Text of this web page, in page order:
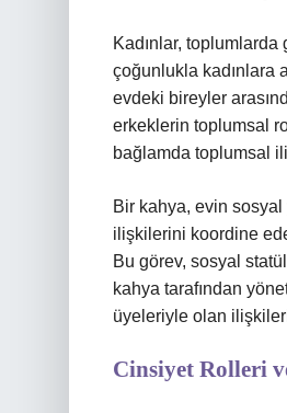
Kadınlar, toplumlarda
çoğunlukla kadınlara
evdeki bireyler
erkeklerin toplumsal
bağlamda toplumsal
Bir kahya, evin sosyal
ilişkilerini koordine
Bu görev, sosyal
kahya tarafından
üyeleriyle olan
Cinsiyet Rolleri